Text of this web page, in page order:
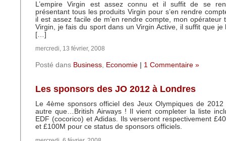
L’empire Virgin est assez connu et il suffit de se
présentant tous les produits Virgin pour s’en rendre
il est assez facile de m’en rendre compte, mon opérateur
Virgin, je fais du sport dans un Virgin Active, il suffit que je
[…]
mercredi, 13 février, 2008
Posté dans Business, Economie 1 Commentaire »
Les sponsors des JO 2012 à Londres
Le 4ème sponsors officiel des Jeux Olympiques de 2012
autre que…British Airways ! Il vient completer la liste
EDF (cocorico) et Adidas. Ils verseront respectivement
et £100M pour ce status de sponsors officiels.